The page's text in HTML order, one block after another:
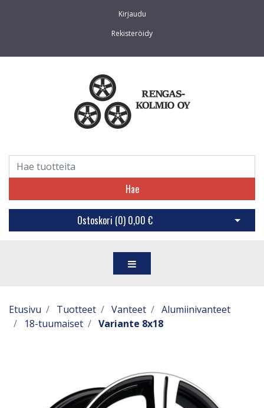
Kirjaudu
Rekisteröidy
Hae
Ostoskori (0) 0,00 € Avaa
Etusivu Tuotteet Vanteet
Alumiinivanteet
18-tuumaiset
Variante 8x18